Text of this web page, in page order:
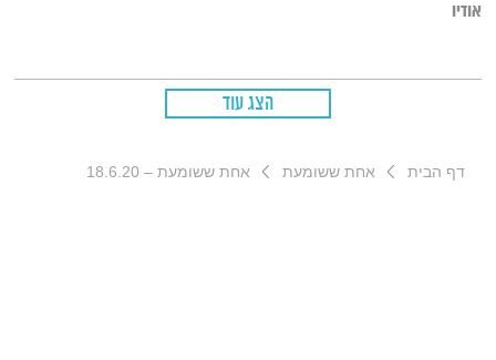
אודיו
הצג עוד
דף הבית אחת ששומעת אחת ששומעת – 18.6.20